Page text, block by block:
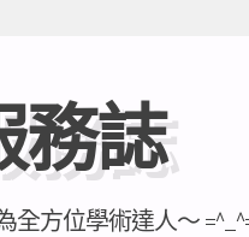
務誌
方位學術達人～